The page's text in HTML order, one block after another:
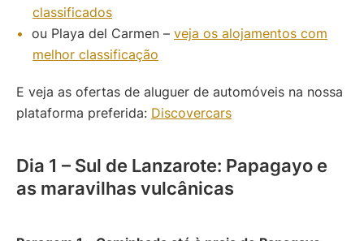
classificados
ou Playa del Carmen – veja os alojamentos com
melhor classificação
E veja as ofertas de aluguer de automóveis na nossa
plataforma preferida: Discovercars
Dia 1 – Sul de Lanzarote: Papagayo e
as maravilhas vulcânicas